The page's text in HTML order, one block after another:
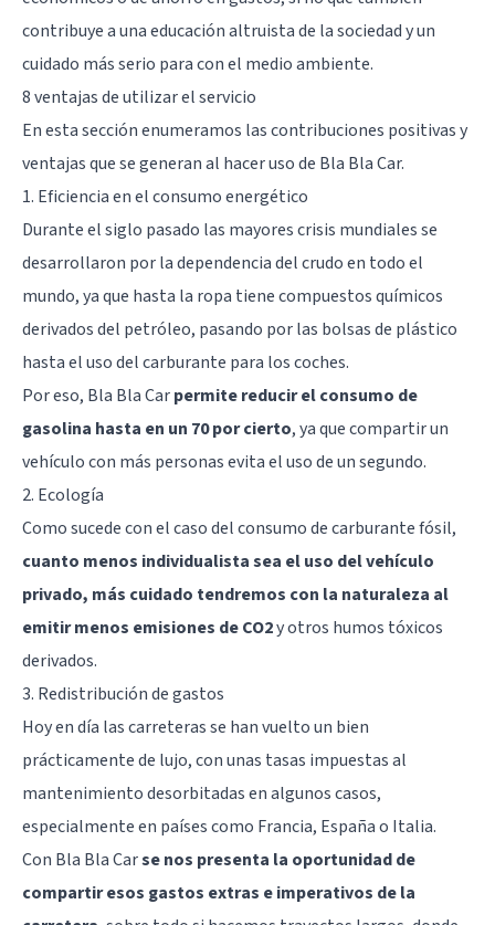
contribuye a una educación altruista de la sociedad y un
cuidado más serio para con el medio ambiente.
8 ventajas de utilizar el servicio
En esta sección enumeramos las contribuciones positivas y
ventajas que se generan al hacer uso de Bla Bla Car.
1. Eficiencia en el consumo energético
Durante el siglo pasado las mayores crisis mundiales se
desarrollaron por la dependencia del crudo en todo el
mundo, ya que hasta la ropa tiene compuestos químicos
derivados del petróleo, pasando por las bolsas de plástico
hasta el uso del carburante para los coches.
Por eso, Bla Bla Carpermite reducir el consumo de
gasolina hasta en un 70 por cierto, ya que compartir un
vehículo con más personas evita el uso de un segundo.
2. Ecología
Como sucede con el caso del consumo de carburante fósil,
cuanto menos individualista sea el uso del vehículo
privado, más cuidado tendremos con la naturaleza al
emitir menos emisiones de CO2y otros humos tóxicos
derivados.
3. Redistribución de gastos
Hoy en día las carreteras se han vuelto un bien
prácticamente de lujo, con unas tasas impuestas al
mantenimiento desorbitadas en algunos casos,
especialmente en países como Francia, España o Italia.
Con Bla Bla Carse nos presenta la oportunidad de
compartir esos gastos extras e imperativos de la